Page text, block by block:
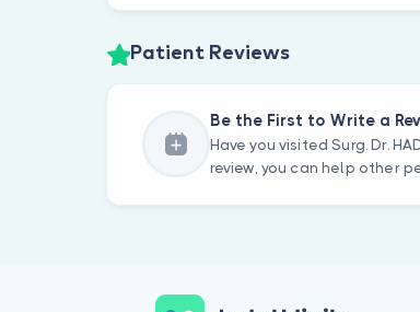
Patient Reviews
Be the First to Write a
Have you visited Surg. Dr.
review, you can help other